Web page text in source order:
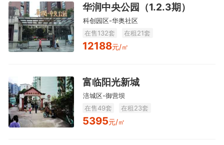
华润中央公园（1.2.3期）
科创园区-华奥社区
在售132套
在租21套
12188元/㎡
富临阳光新城
涪城区-御营坝
在售49套
在租23套
5395元/㎡